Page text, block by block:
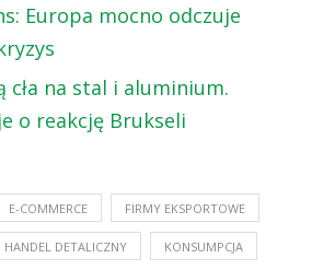
Europa mocno odczuje
cła na stal i aluminium.
o reakcję Brukseli
E-COMMERCE FIRMY EKSPORTOWE
HANDEL DETALICZNY KONSUMPCJA